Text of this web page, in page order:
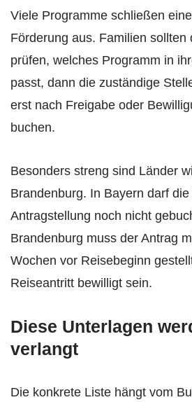
Viele Programme schließen
Förderung aus. Familien sollten
prüfen, welches Programm in
passt, dann die zuständige
erst nach Freigabe oder
buchen.
Besonders streng sind Länder
Brandenburg. In Bayern darf
Antragstellung noch nicht
Brandenburg muss der Antrag
Wochen vor Reisebeginn
Reiseantritt bewilligt sein.
Diese Unterlagen
verlangt
Die konkrete Liste hängt vom